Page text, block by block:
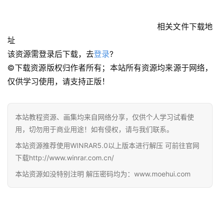
页
相关文件下载地
址
该资源需登录后下载，去登录?
©下载资源版权归作者所有；本站所有资源均来源于网络，
仅供学习使用，请支持正版！
本站教程资源、画集均来自网络分享，仅供个人学习试看使
用，切勿用于商业用途！如有侵权，请与我们联系。
本站资源推荐使用WINRAR5.0以上版本进行解压 可前往官网
下载http://www.winrar.com.cn/
本站资源如没特别注明 解压密码均为：www.moehui.com